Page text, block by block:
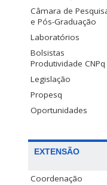
Câmara de
e Pós-Graduação
Laboratórios
Bolsistas
Produtividade CNPq
Legislação
Propesq
Oportunidades
EXTENSÃO
Coordenação